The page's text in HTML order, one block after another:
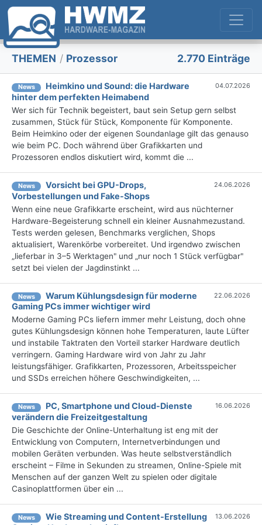
THEMEN / Prozessor 2.770 Einträge
News
Heimkino und Sound: die Hardware
hinter dem perfekten Heimabend
04.07.2026
Wer sich für Technik begeistert, baut sein Setup gern selbst
zusammen, Stück für Stück, Komponente für Komponente.
Beim Heimkino oder der eigenen Soundanlage gilt das genauso
wie beim PC. Doch während über Grafikkarten und
Prozessoren endlos diskutiert wird, kommt die ...
News
Vorsicht bei GPU-Drops,
Vorbestellungen und Fake-Shops
24.06.2026
Wenn eine neue Grafikkarte erscheint, wird aus nüchterner
Hardware-Begeisterung schnell ein kleiner Ausnahmezustand.
Tests werden gelesen, Benchmarks verglichen, Shops
aktualisiert, Warenkörbe vorbereitet. Und irgendwo zwischen
„lieferbar in 3–5 Werktagen" und „nur noch 1 Stück verfügbar"
setzt bei vielen der Jagdinstinkt ...
News
Warum Kühlungsdesign für moderne
Gaming PCs immer wichtiger wird
22.06.2026
Moderne Gaming PCs liefern immer mehr Leistung, doch ohne
gutes Kühlungsdesign können hohe Temperaturen, laute Lüfter
und instabile Taktraten den Vorteil starker Hardware deutlich
verringern. Gaming Hardware wird von Jahr zu Jahr
leistungsfähiger. Grafikkarten, Prozessoren, Arbeitsspeicher
und SSDs erreichen höhere Geschwindigkeiten, ...
News
PC, Smartphone und Cloud-Dienste
verändern die Freizeitgestaltung
16.06.2026
Die Geschichte der Online-Unterhaltung ist eng mit der
Entwicklung von Computern, Internetverbindungen und
mobilen Geräten verbunden. Was heute selbstverständlich
erscheint – Filme in Sekunden zu streamen, Online-Spiele mit
Menschen auf der ganzen Welt zu spielen oder digitale
Casinoplattformen über ein ...
News
Wie Streaming und Content-Erstellung
13.06.2026